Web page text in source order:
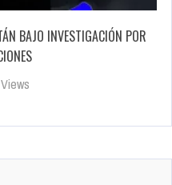
BAJO INVESTIGACIÓN POR